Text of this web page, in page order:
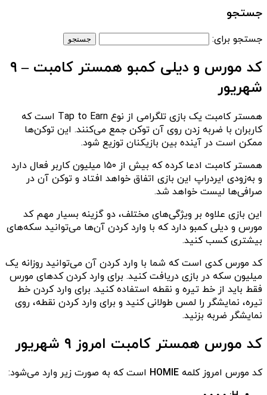
جستجو
جستجو برای:
کد مورس و دیلی کمبو همستر کامبت – ۹
شهریور
همستر کامبت یک بازی تلگرامی از نوع Tap to Earn است که
کاربران با ضربه زدن روی آن توکن جمع می‌کنند. این توکن‌ها
ممکن است در آینده بین بازیکنان توزیع شود.
همستر کامبت ادعا کرده که بیش از ۱۵۰ میلیون کاربر فعال دارد
و به‌زودی ایردراپ این بازی اتفاق خواهد افتاد و توکن آن در
صرافی‌ها لیست خواهد شد.
این بازی علاوه بر ویژگی‌های مختلف، دو گزینه بسیار مهم کد
مورس و دیلی کمبو دارد که با وارد کردن آن‌ها می‌توانید سکه‌های
بیشتری کسب کنید.
کد مورس کدی است که شما با وارد کردن آن می‌توانید روزانه یک
میلیون سکه‌ در بازی دریافت کنید. برای وارد کردن کدهای مورس
فقط باید از خط تیره و نقطه استفاده کنید. برای وارد کردن خط‌
تیره، نمایشگر را لمس طولانی کنید و برای وارد کردن نقطه، روی
نمایشگر ضربه‌ بزنید.
کد مورس همستر کامبت امروز ۹ شهریور
کد مورس امروز کلمه HOMIE است که به صورت زیر وارد می‌شود: